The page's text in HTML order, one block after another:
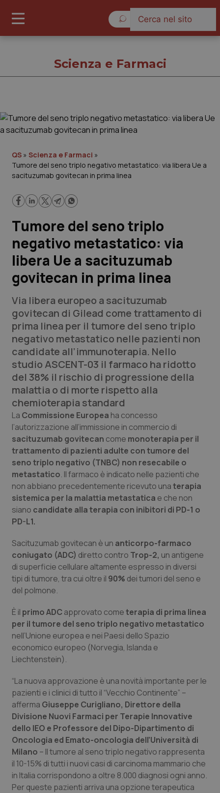
Governo e Parlamento
Regioni e Asl
Lavoro e Professioni
Scienza e Farmaci
Studi e Analisi
Lettere al direttore
Edizioni Regionali
QS Pro
Professionisti Sanitari.AI
Abruzzo
Basilicata
Calabria
Campania
Emilia-Romagna
Friuli Venezia Giulia
Lazio
Liguria
Marche
Molise
Piemonte
Provincia Autonoma di Bolzano
Provincia Autonoma di Trento
Puglia
Sardegna
QS Pro Gold
Artrite & artrosi
Asma & BPCO
Car-T
Colesterolo & coronaropatie
Dermatite Atopica
Diabete & glucometri
Disturbi dell’umore
Donna & Salute
Epatiti
HIV
Infezioni & Febbre
Ipertensione & Scompenso
Malattie rare
Malattia di Crohn & Rettocolite Ulcerosa
QS Club Newsletter
Scienza e Farmaci
QS » Scienza e Farmaci »
Tumore del seno triplo negativo metastatico: via libera Ue a
sacituzumab govitecan in prima linea
Tumore del seno triplo
negativo metastatico: via
libera Ue a sacituzumab
govitecan in prima linea
Via libera europeo a sacituzumab
govitecan di Gilead come trattamento di
prima linea per il tumore del seno triplo
negativo metastatico nelle pazienti non
candidate all’immunoterapia. Nello
studio ASCENT-03 il farmaco ha ridotto
del 38% il rischio di progressione della
malattia o di morte rispetto alla
chemioterapia standard
La Commissione Europea ha concesso
l’autorizzazione all’immissione in commercio di
sacituzumab govitecan come monoterapia per il
trattamento di pazienti adulte con tumore del
seno triplo negativo (TNBC) non resecabile o
metastatico. Il farmaco è indicato nelle pazienti che
non abbiano precedentemente ricevuto unaterapia
sistemica per la malattia metastatica e che non
siano candidate alla terapia con inibitori di PD-1 o
PD-L1.
Sacituzumab govitecan è un anticorpo-farmaco
coniugato (ADC) diretto contro Trop-2, un antigene
di superficie cellulare altamente espresso in diversi
tipi di tumore, tra cui oltre il 90% dei tumori del seno e
del polmone.
È il primo ADCapprovato cometerapia di prima linea
per il tumore del seno triplo negativo metastatico
nell’Unione europea e nei Paesi dello Spazio
economico europeo (Norvegia, Islanda e
Liechtenstein).
“La nuova approvazione è una novità importante per le
pazienti e i clinici di tutto il “Vecchio Continente” –
afferma Giuseppe Curigliano, Direttore della
Divisione Nuovi Farmaci per Terapie Innovative
dello IEO e Professore del Dipo-Dipartimento di
Oncologia ed Emato-oncologia dell’Università di
Milano – Il tumore al seno triplo negativo rappresenta
il 10-15% di tutti i nuovi casi di carcinoma mammario che
in Italia corrispondono a oltre 8.000 diagnosi ogni anno.
Per queste pazienti arriva una opzione terapeutica